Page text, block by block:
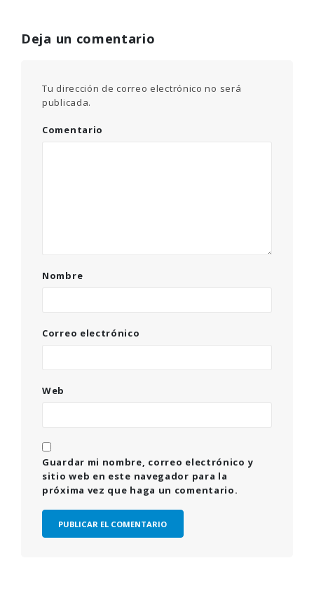
Deja un comentario
Tu dirección de correo electrónico no será
publicada.
Comentario
Nombre
Correo electrónico
Web
Guardar mi nombre, correo electrónico y
sitio web en este navegador para la
próxima vez que haga un comentario.